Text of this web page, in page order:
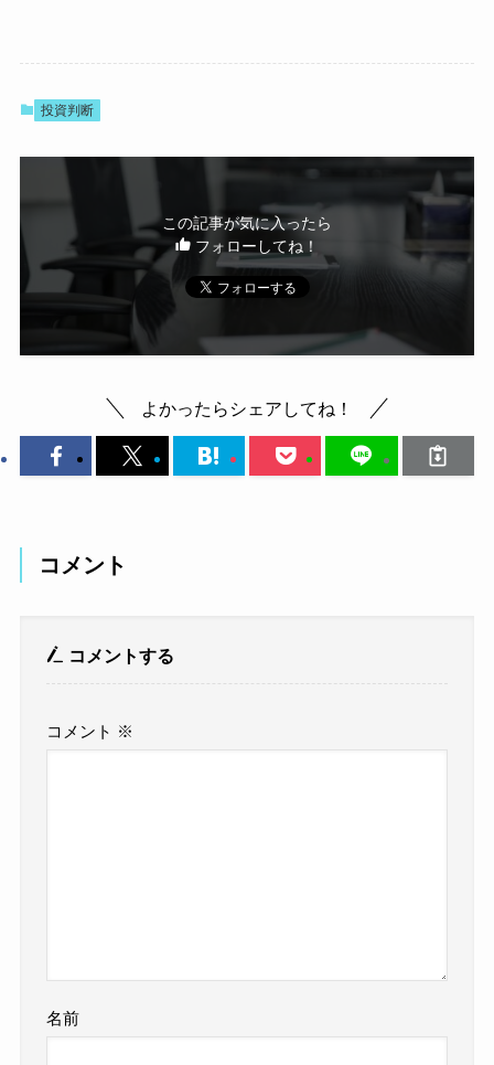
投資判断
この記事が気に入ったら
フォローしてね！
よかったらシェアしてね！
コメント
コメントする
コメント ※
名前